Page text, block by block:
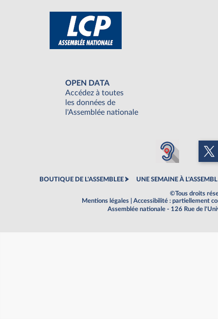
OPEN DATA
Accédez à toutes
les données de
l'Assemblée nationale
BOUTIQUE DE L'ASSEMBLEE UNE SEMAINE À
©Tous droits
Mentions légales
Accessibilité : partiellement
Assemblée nationale - 126 Rue de